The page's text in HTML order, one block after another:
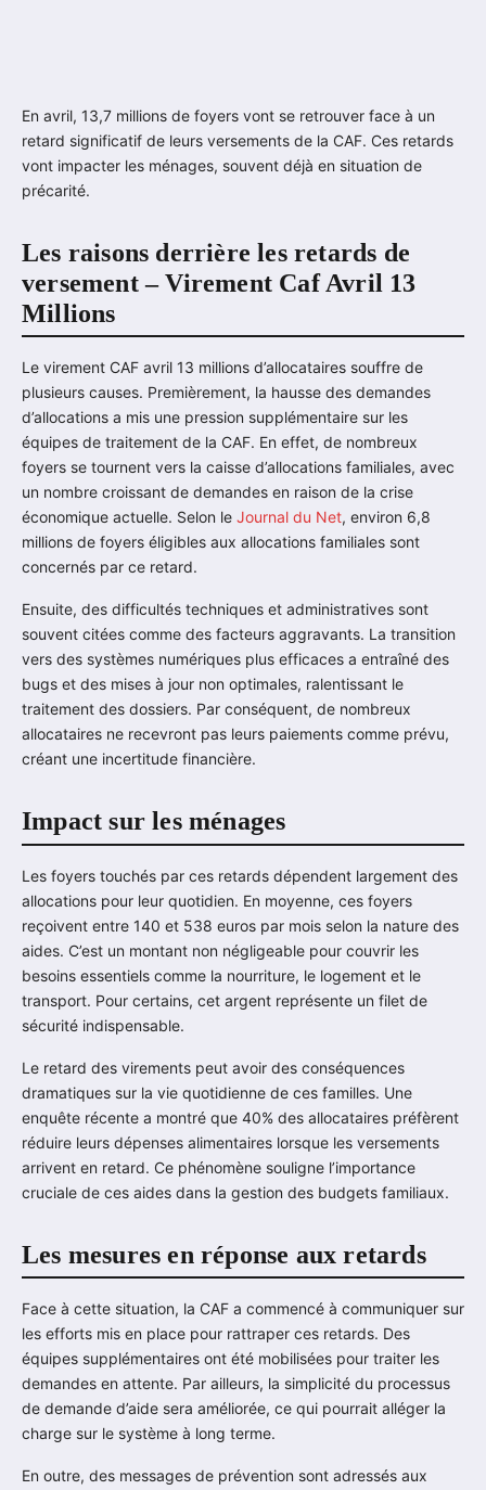
En avril, 13,7 millions de foyers vont se retrouver face à un
retard significatif de leurs versements de la CAF. Ces retards
vont impacter les ménages, souvent déjà en situation de
précarité.
Les raisons derrière les retards de
versement – Virement Caf Avril 13
Millions
Le virement CAF avril 13 millions d’allocataires souffre de
plusieurs causes. Premièrement, la hausse des demandes
d’allocations a mis une pression supplémentaire sur les
équipes de traitement de la CAF. En effet, de nombreux
foyers se tournent vers la caisse d’allocations familiales, avec
un nombre croissant de demandes en raison de la crise
économique actuelle. Selon le Journal du Net, environ 6,8
millions de foyers éligibles aux allocations familiales sont
concernés par ce retard.
Ensuite, des difficultés techniques et administratives sont
souvent citées comme des facteurs aggravants. La transition
vers des systèmes numériques plus efficaces a entraîné des
bugs et des mises à jour non optimales, ralentissant le
traitement des dossiers. Par conséquent, de nombreux
allocataires ne recevront pas leurs paiements comme prévu,
créant une incertitude financière.
Impact sur les ménages
Les foyers touchés par ces retards dépendent largement des
allocations pour leur quotidien. En moyenne, ces foyers
reçoivent entre 140 et 538 euros par mois selon la nature des
aides. C’est un montant non négligeable pour couvrir les
besoins essentiels comme la nourriture, le logement et le
transport. Pour certains, cet argent représente un filet de
sécurité indispensable.
Le retard des virements peut avoir des conséquences
dramatiques sur la vie quotidienne de ces familles. Une
enquête récente a montré que 40% des allocataires préfèrent
réduire leurs dépenses alimentaires lorsque les versements
arrivent en retard. Ce phénomène souligne l’importance
cruciale de ces aides dans la gestion des budgets familiaux.
Les mesures en réponse aux retards
Face à cette situation, la CAF a commencé à communiquer sur
les efforts mis en place pour rattraper ces retards. Des
équipes supplémentaires ont été mobilisées pour traiter les
demandes en attente. Par ailleurs, la simplicité du processus
de demande d’aide sera améliorée, ce qui pourrait alléger la
charge sur le système à long terme.
En outre, des messages de prévention sont adressés aux